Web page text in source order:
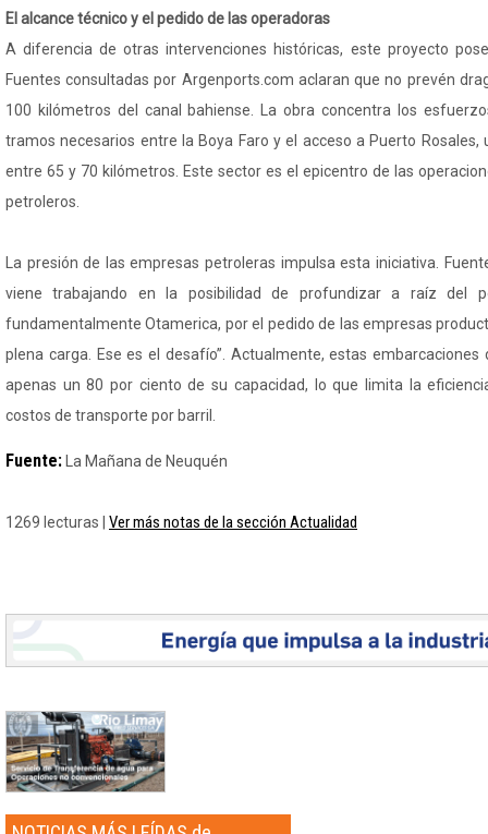
El alcance técnico y el pedido de las operadoras
A diferencia de otras intervenciones históricas, este proyecto
Fuentes consultadas por Argenports.com aclaran que no prevén
100 kilómetros del canal bahiense. La obra concentra los
tramos necesarios entre la Boya Faro y el acceso a Puerto Rosales,
entre 65 y 70 kilómetros. Este sector es el epicentro de las
petroleros.
La presión de las empresas petroleras impulsa esta iniciativa.
viene trabajando en la posibilidad de profundizar a raíz del
fundamentalmente Otamerica, por el pedido de las empresas
plena carga. Ese es el desafío”. Actualmente, estas
apenas un 80 por ciento de su capacidad, lo que limita la
costos de transporte por barril.
Fuente: La Mañana de Neuquén
1269 lecturas | Ver más notas de la sección Actualidad